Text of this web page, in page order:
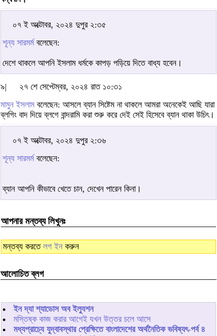
০৭ ই অক্টোবর, ২০২৪ দুপুর ২:৩৫
শূন্য সারমর্মবলেছেন:
দেশে থাকলে আপনি ইসলাম ধর্মকে কাপড় পড়িয়ে দিতে বাধ্য হবেন।
৯|
২৭ শে সেপ্টেম্বর, ২০২৪ রাত ১০:৩১
মামুন ইসলামবলেছেন: আসলে ব্যান সিষ্টেম না থাকলে আমরা অনেকেই আছি যারা
ব্লগিং বাদ দিয়ে ব্লগে বান্দরামি করা শুরু করে দেই সেই হিসেবে ব্যান থাকা উচিৎ।
০৭ ই অক্টোবর, ২০২৪ দুপুর ২:৩৬
শূন্য সারমর্মবলেছেন:
ব্যান আপনি কীভাবে খেতে চান, দেখেন পারেন কিনা।
আপনার মন্তব্য লিখুনঃ
মন্তব্য করতে লগ ইন করুন
আলোচিত ব্লগ
ইন দ্যা শ্যাডোস অব ইল্যুশন
মস্তিষ্ক কাজ করার আগেই যখন উত্তর চলে আসে
মধ্যপ্রাচ্যে যুদ্বাবস্থার প্রেক্ষিতে বাংলাদেশের অর্থনৈতিক ভবিষ্যৎ-পর্ব ৪